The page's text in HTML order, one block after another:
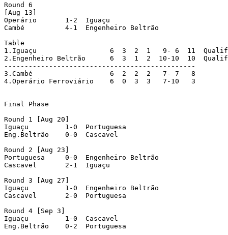
Round 6
[Aug 13]
Operário       1-2  Iguaçu
Cambé          4-1  Engenheiro Beltrão
Table
1.Iguaçu                  6  3  2  1   9- 6  11
2.Engenheiro Beltrão      6  3  1  2  10-10  10
-----------------------------------------------
3.Cambé                   6  2  2  2   7- 7   8
4.Operário Ferroviário    6  0  3  3   7-10   3
Final Phase
Round 1 [Aug 20]
Iguaçu         1-0  Portuguesa
Eng.Beltrão    0-0  Cascavel
Round 2 [Aug 23]
Portuguesa     0-0  Engenheiro Beltrão
Cascavel       2-1  Iguaçu
Round 3 [Aug 27]
Iguaçu         1-0  Engenheiro Beltrão
Cascavel       2-0  Portuguesa
Round 4 [Sep 3]
Iguaçu         1-0  Cascavel
Eng.Beltrão    0-2  Portuguesa